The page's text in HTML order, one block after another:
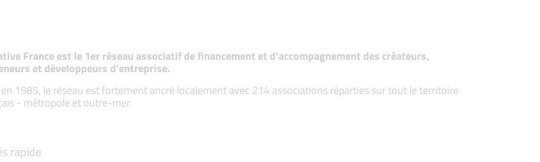
France est le 1er réseau associatif de financement et d’accompagnement des créateurs,
et développeurs d’entreprise.
en 1985, le réseau est fortement ancré localement avec 214 associations réparties sur tout le territoire
- métropole et outre-mer.
rapide